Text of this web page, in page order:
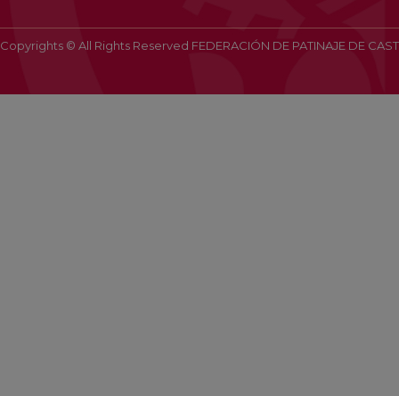
Copyrights © All Rights Reserved FEDERACIÓN DE PATINAJE DE